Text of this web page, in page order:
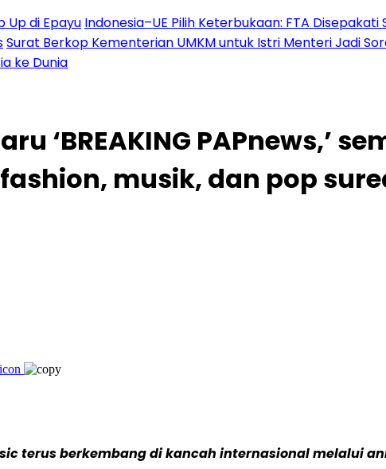
Up di Epayu Indonesia–UE Pilih Keterbukaan: FTA
Surat Berkop Kementerian UMKM untuk Istri Menteri Jadi
ke Dunia
‘BREAKING PAPnews,’
musik, dan pop
terus berkembang di kancah internasional melalui